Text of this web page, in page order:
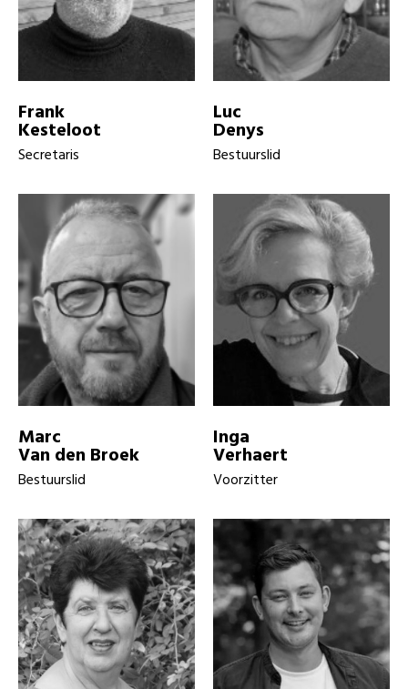
Frank
Kesteloot
Secretaris
Luc
Denys
Bestuurslid
Marc
Van den Broek
Bestuurslid
Inga
Verhaert
Voorzitter